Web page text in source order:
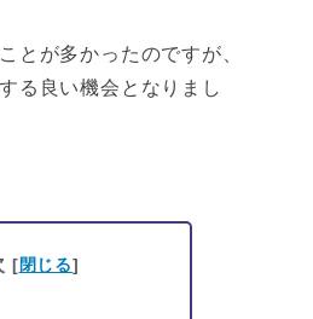
とが多かったのですが、
る良い機会となりまし
[ 閉じる]